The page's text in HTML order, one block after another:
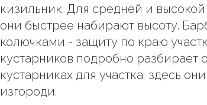
кизильник. Для средней и
они быстрее набирают высоту.
колючками - защиту по краю
кустарников подробно разбирает
кустарниках для участка; здесь
изгороди.